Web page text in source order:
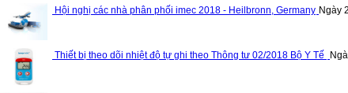
Hội nghị các nhà phân phối imec 2018 - Heilbronn, Germany Ngày
Thiết bị theo dõi nhiệt độ tự ghi theo Thông tư 02/2018 Bộ Y Tế